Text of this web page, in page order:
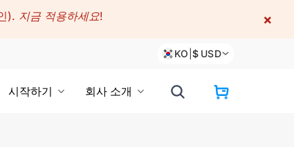
). 지금 적용하세요! ×
KO |$ USD
시작하기 회사 소개